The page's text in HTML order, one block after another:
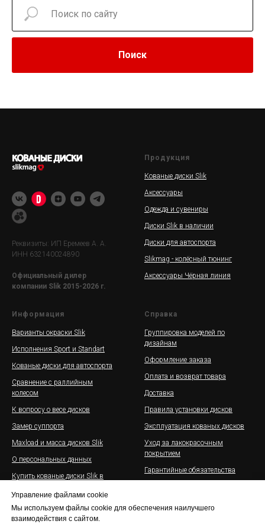
Управление файлами cookie
Мы используем файлы cookie для обеспечения наилучшего
взаимодействия с сайтом.
Поиск
Реквизиты: ИП Еремеев А. А.
ИНН 632140024890
Официальный дилер
компании Slik 2015-2026 г.
Продукция
Кованые диски Slik
Аксессуары
Одежда и сувениры
Диски Slik в наличии
Диски для автоспорта
Slikmag - колёсный тюнинг
Аксессуары Чёрная линия
Информация
Варианты окраски Slik
Исполнения Sport и Standart
Кованые диски для автоспорта
Сравнение с раллийным
колесом
К вопросу о весе дисков
Замер суппорта
Maxload и масса дисков Slik
О персональных данных
Купить кованые диски Slik в
Оферта
Реквизиты
Справка
Группировка моделей по
дизайнам
Оформление заказа
Оплата и возврат товара
Доставка
Правила установки дисков
Эксплуатация кованых дисков
Уход за лакокрасочным
покрытием
Гарантийные обязательства
Партнерская программа для